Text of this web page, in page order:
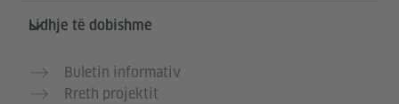
Lidhje të dobishme
Buletin informativ
Rreth projektit